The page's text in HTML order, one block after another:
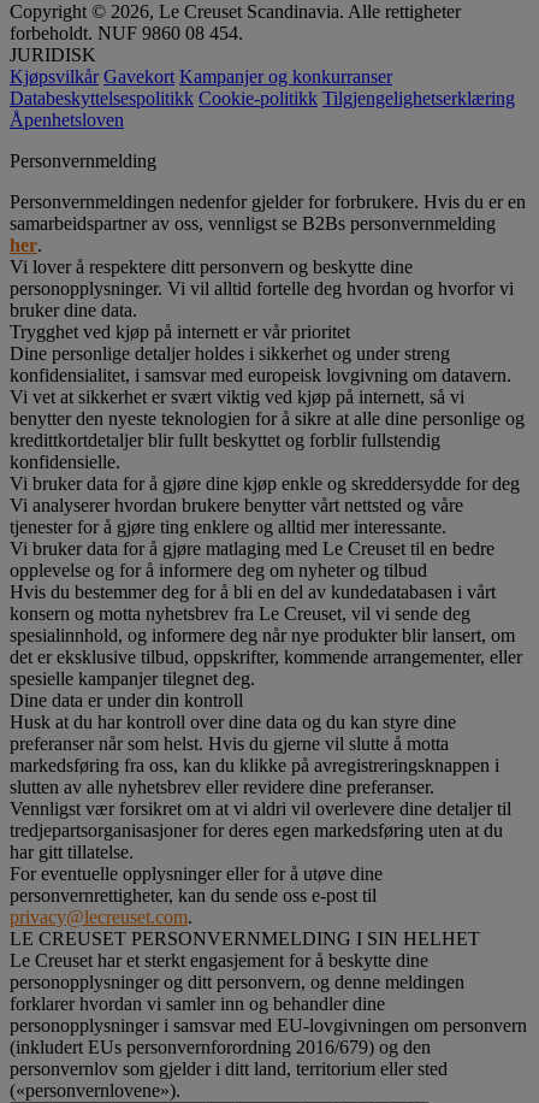
Copyright © 2026, Le Creuset Scandinavia. Alle rettigheter
forbeholdt. NUF 9860 08 454.
JURIDISK
Kjøpsvilkår Gavekort Kampanjer og konkurranser
Databeskyttelsespolitikk Cookie-politikk Tilgjengelighetserklæring
Åpenhetsloven
Personvernmelding
Personvernmeldingen nedenfor gjelder for forbrukere. Hvis du er en
samarbeidspartner av oss, vennligst se B2Bs personvernmelding
her.
Vi lover å respektere ditt personvern og beskytte dine
personopplysninger. Vi vil alltid fortelle deg hvordan og hvorfor vi
bruker dine data.
Trygghet ved kjøp på internett er vår prioritet
Dine personlige detaljer holdes i sikkerhet og under streng
konfidensialitet, i samsvar med europeisk lovgivning om datavern.
Vi vet at sikkerhet er svært viktig ved kjøp på internett, så vi
benytter den nyeste teknologien for å sikre at alle dine personlige og
kredittkortdetaljer blir fullt beskyttet og forblir fullstendig
konfidensielle.
Vi bruker data for å gjøre dine kjøp enkle og skreddersydde for deg
Vi analyserer hvordan brukere benytter vårt nettsted og våre
tjenester for å gjøre ting enklere og alltid mer interessante.
Vi bruker data for å gjøre matlaging med Le Creuset til en bedre
opplevelse og for å informere deg om nyheter og tilbud
Hvis du bestemmer deg for å bli en del av kundedatabasen i vårt
konsern og motta nyhetsbrev fra Le Creuset, vil vi sende deg
spesialinnhold, og informere deg når nye produkter blir lansert, om
det er eksklusive tilbud, oppskrifter, kommende arrangementer, eller
spesielle kampanjer tilegnet deg.
Dine data er under din kontroll
Husk at du har kontroll over dine data og du kan styre dine
preferanser når som helst. Hvis du gjerne vil slutte å motta
markedsføring fra oss, kan du klikke på avregistreringsknappen i
slutten av alle nyhetsbrev eller revidere dine preferanser.
Vennligst vær forsikret om at vi aldri vil overlevere dine detaljer til
tredjepartsorganisasjoner for deres egen markedsføring uten at du
har gitt tillatelse.
For eventuelle opplysninger eller for å utøve dine
personvernrettigheter, kan du sende oss e-post til
privacy@lecreuset.com.
LE CREUSET PERSONVERNMELDING I SIN HELHET
Le Creuset har et sterkt engasjement for å beskytte dine
personopplysninger og ditt personvern, og denne meldingen
forklarer hvordan vi samler inn og behandler dine
personopplysninger i samsvar med EU-lovgivningen om personvern
(inkludert EUs personvernforordning 2016/679) og den
personvernlov som gjelder i ditt land, territorium eller sted
(«personvernlovene»).